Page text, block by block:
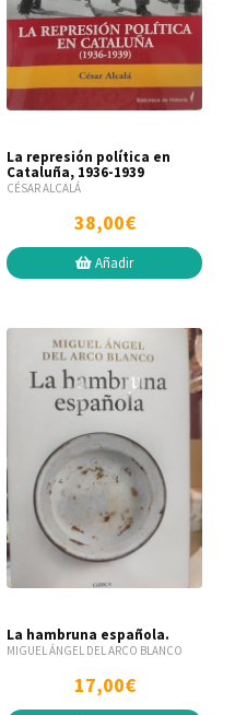
La represión política en
Cataluña, 1936-1939
CÉSAR ALCALÁ
38,00€
Añadir
La hambruna española.
MIGUEL ÁNGEL DEL ARCO BLANCO
17,00€